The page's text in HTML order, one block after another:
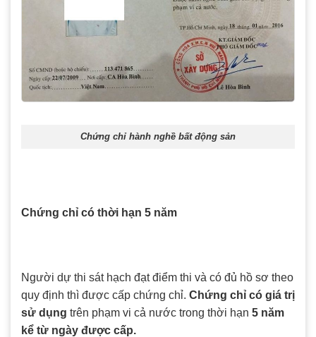
Chứng chỉ hành nghề bất động sản
Chứng chỉ có thời hạn 5 năm
Người dự thi sát hạch đạt điểm thi và có đủ hồ sơ theo
quy định thì được cấp chứng chỉ. Chứng chỉ có giá trị
sử dụng trên phạm vi cả nước trong thời hạn 5 năm
kể từ ngày được cấp.